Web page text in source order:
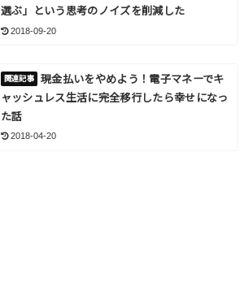
選ぶ」という思考のノイズを削減した
2018-09-20
現金払いをやめよう！電子マネーでキ
ャッシュレス生活に完全移行したら幸せになっ
た話
2018-04-20